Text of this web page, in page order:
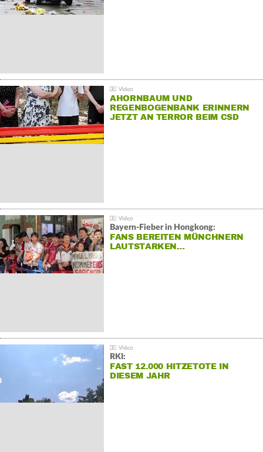
AHORNBAUM UND
REGENBOGENBANK ERINNERN
JETZT AN TERROR BEIM CSD
Bayern-Fieber in Hongkong:
FANS BEREITEN MÜNCHNERN
LAUTSTARKEN…
RKI:
FAST 12.000 HITZETOTE IN
DIESEM JAHR